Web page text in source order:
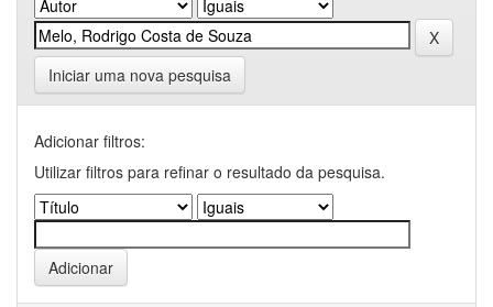
Iniciar uma nova pesquisa
Adicionar filtros:
Utilizar filtros para refinar o resultado da pesquisa.